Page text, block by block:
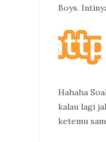
Boys.
Hahaha
kalau lagi
ketemu